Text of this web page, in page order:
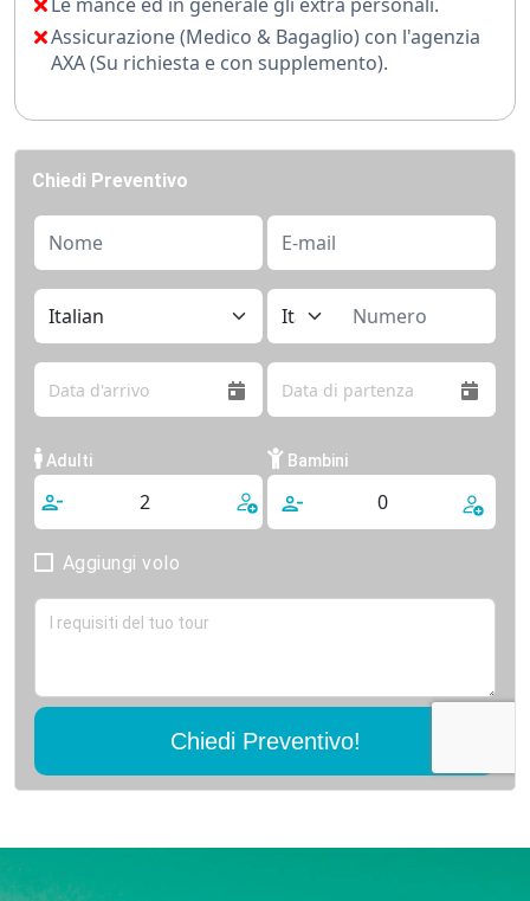
Assicurazione (Medico & Bagaglio) con l'agenzia
AXA (Su richiesta e con supplemento).
Chiedi Preventivo
Adulti Bambini
Aggiungi volo
Chiedi Preventivo!